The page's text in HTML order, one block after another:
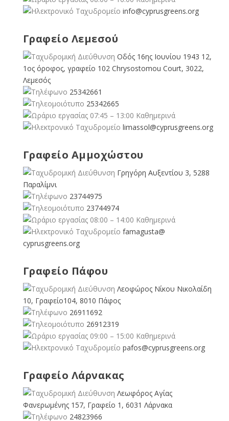
info@cyprusgreens.org
Γραφείο Λεμεσού
Οδός 16ης Ιουνίου 1943 12,
1ος όροφος, γραφείο 102 Chrysostomou Court, 3022,
Λεμεσός
25342661
25342665
07:45 – 13:00 Καθημερινά
limassol@cyprusgreens.org
Γραφείο Αμμοχώστου
Γρηγόρη Αυξεντίου 3, 5288
Παραλίμνι
23744975
23744974
08:00 – 14:00 Καθημερινά
famagusta@
cyprusgreens.org
Γραφείο Πάφου
Λεοφώρος Νίκου Νικολαίδη
10, Γραφείο104, 8010 Πάφος
26911692
26912319
09:00 – 15:00 Καθημερινά
pafos@cyprusgreens.org
Γραφείο Λάρνακας
Λεωφόρος Αγίας
Φανερωμένης 157, Γραφείο 1, 6031 Λάρνακα
24823966